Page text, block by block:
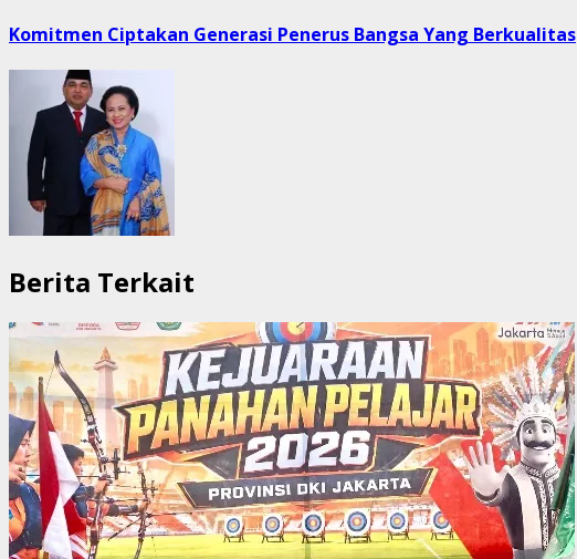
Komitmen Ciptakan Generasi Penerus Bangsa Yang Berkualitas
Berita Terkait